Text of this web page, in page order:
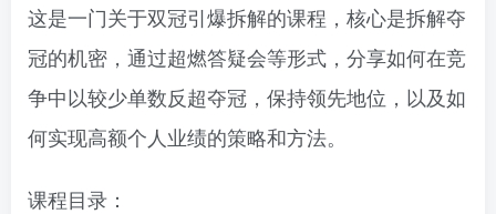
这是一门关于双冠引爆拆解的课程，核心是拆解夺
冠的机密，通过超燃答疑会等形式，分享如何在竞
争中以较少单数反超夺冠，保持领先地位，以及如
何实现高额个人业绩的策略和方法。
课程目录：